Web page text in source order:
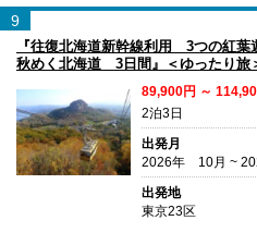
9
『往復北海道新幹線利用 3つの紅
秋めく北海道 3日間』＜ゆったり旅
89,900円 ～
2泊3日
出発月
2026年 10月 ~
出発地
東京23区